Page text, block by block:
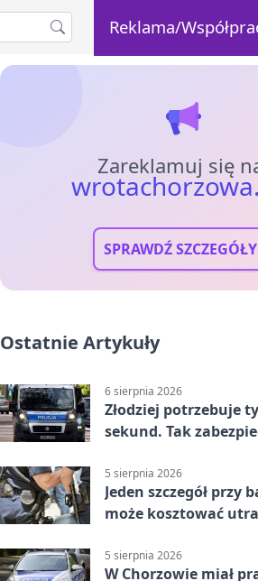
Reklama/
Zareklamuj się
SPRAWDŹ SZCZEGÓŁY
Ostatnie Artykuły
6 sierpnia 2026
Złodziej potrzebuje
sekund. Tak
5 sierpnia 2026
Jeden szczegół przy
może kosztować
5 sierpnia 2026
W Chorzowie miał